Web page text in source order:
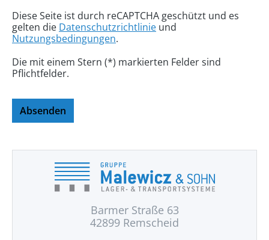
Diese Seite ist durch reCAPTCHA geschützt und es
gelten die Datenschutzrichtlinie und
Nutzungsbedingungen.
Die mit einem Stern (*) markierten Felder sind
Pflichtfelder.
Absenden
Barmer Straße 63
42899 Remscheid